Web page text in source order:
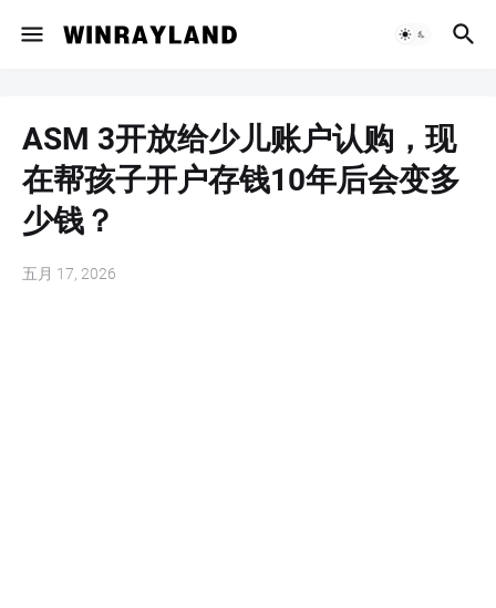
ASM 3开放给少儿账户认购，现
在帮孩子开户存钱10年后会变多
少钱？
五月 17, 2026